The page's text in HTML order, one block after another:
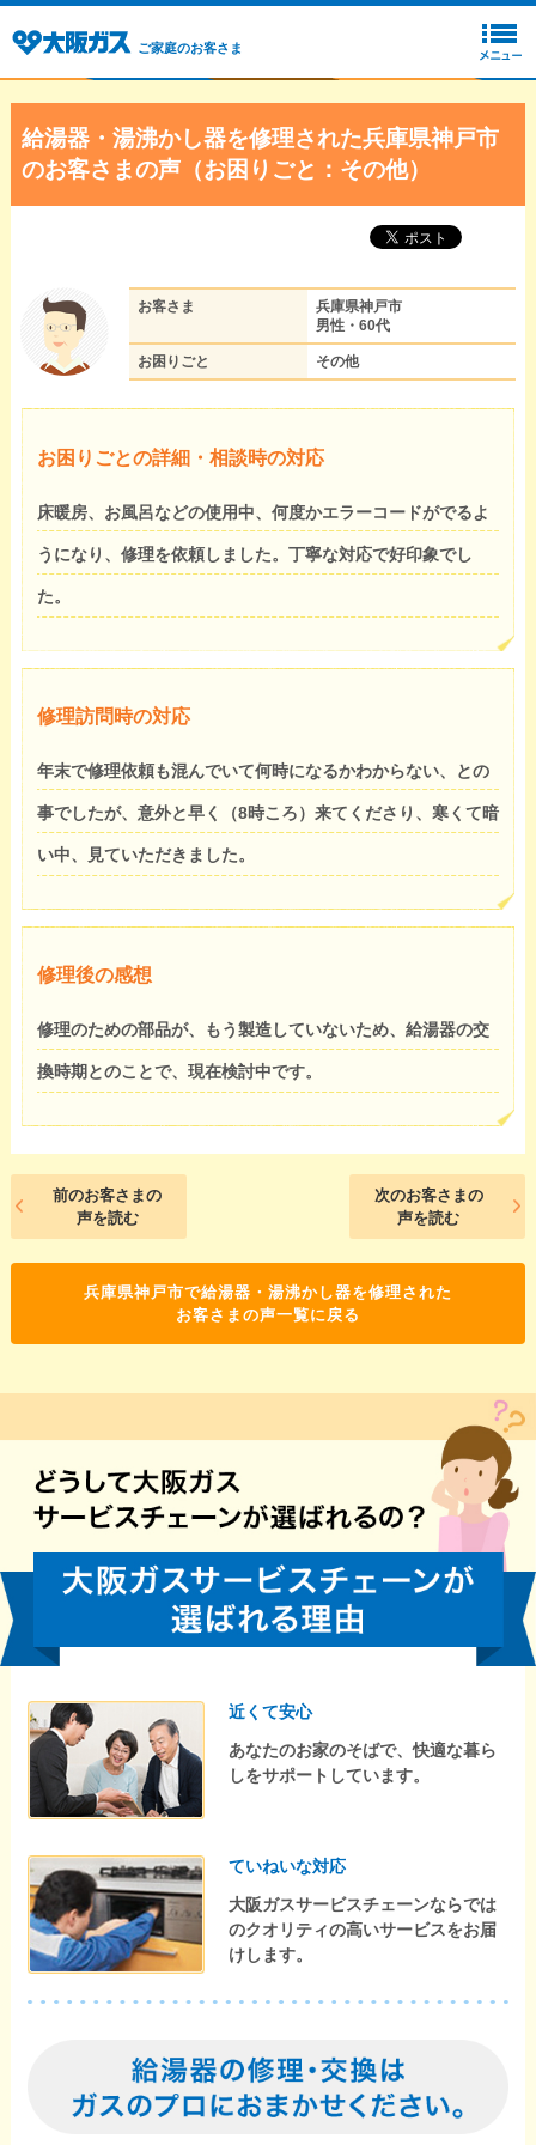
ご家庭のお客さま
給湯器・湯沸かし器を修理された兵庫県神戸市
のお客さまの声（お困りごと：その他）
お客さま
兵庫県神戸市
男性・60代
お困りごと その他
お困りごとの詳細・相談時の対応
床暖房、お風呂などの使用中、何度かエラーコードがでるよ
うになり、修理を依頼しました。丁寧な対応で好印象でし
た。
修理訪問時の対応
年末で修理依頼も混んでいて何時になるかわからない、との
事でしたが、意外と早く（8時ころ）来てくださり、寒くて暗
い中、見ていただきました。
修理後の感想
修理のための部品が、もう製造していないため、給湯器の交
換時期とのことで、現在検討中です。
前のお客さまの
声を読む
次のお客さまの
声を読む
兵庫県神戸市で給湯器・湯沸かし器を修理された
お客さまの声一覧に戻る
近くて安心
あなたのお家のそばで、快適な暮ら
しをサポートしています。
ていねいな対応
大阪ガスサービスチェーンならでは
のクオリティの高いサービスをお届
けします。